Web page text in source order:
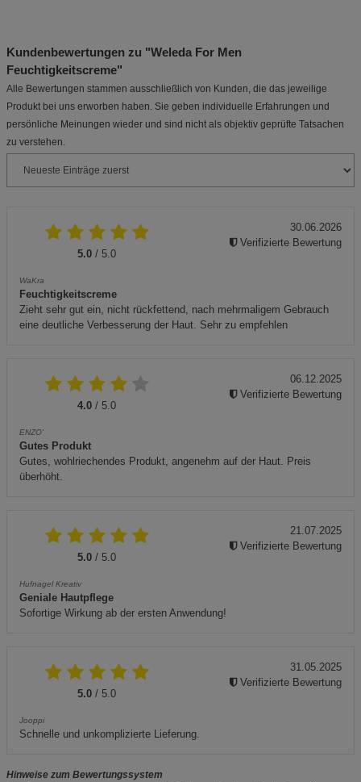
Kundenbewertungen zu "Weleda For Men
Feuchtigkeitscreme"
Alle Bewertungen stammen ausschließlich von Kunden, die das jeweilige
Produkt bei uns erworben haben. Sie geben individuelle Erfahrungen und
persönliche Meinungen wieder und sind nicht als objektiv geprüfte Tatsachen
zu verstehen.
5.0 / 5.0
WaKra
Feuchtigkeitscreme
Zieht sehr gut ein, nicht rückfettend, nach mehrmaligem Gebrauch
eine deutliche Verbesserung der Haut. Sehr zu empfehlen
30.06.2026
Verifizierte Bewertung
4.0 / 5.0
ENZO'
Gutes Produkt
Gutes, wohlriechendes Produkt, angenehm auf der Haut. Preis
überhöht.
06.12.2025
Verifizierte Bewertung
5.0 / 5.0
Hufnagel Kreativ
Geniale Hautpflege
Sofortige Wirkung ab der ersten Anwendung!
21.07.2025
Verifizierte Bewertung
5.0 / 5.0
Jooppi
Schnelle und unkomplizierte Lieferung.
31.05.2025
Verifizierte Bewertung
Hinweise zum Bewertungssystem